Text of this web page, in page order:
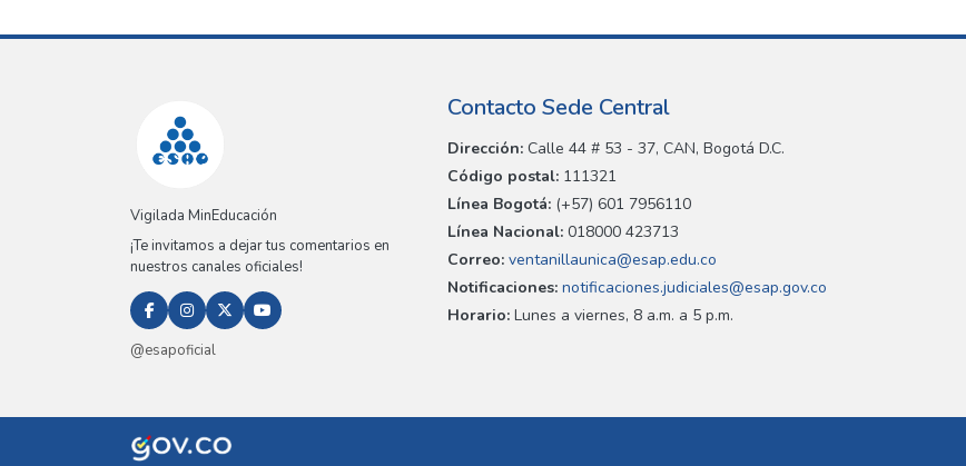
Vigilada MinEducación
¡Te invitamos a dejar tus comentarios en
nuestros canales oficiales!
@esapoficial
Contacto Sede Central
Dirección: Calle 44 # 53 - 37, CAN, Bogotá D.C.
Código postal: 111321
Línea Bogotá: (+57) 601 7956110
Línea Nacional: 018000 423713
Correo: ventanillaunica@esap.edu.co
Notificaciones: notificaciones.judiciales@esap.gov.co
Horario: Lunes a viernes, 8 a.m. a 5 p.m.